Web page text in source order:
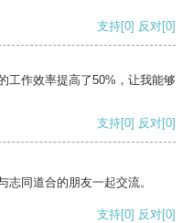
支持[0] 反对[0]
工作效率提高了50%，让我能够
支持[0] 反对[0]
同道合的朋友一起交流。
支持[0] 反对[0]